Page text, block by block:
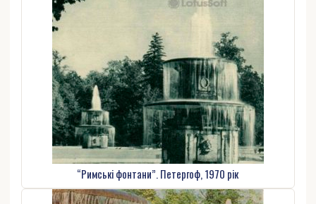
“Римські фонтани”. Петергоф, 1970 рік